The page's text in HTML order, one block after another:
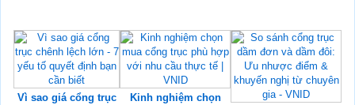
Vì sao giá cổng trục
Kinh nghiệm chọn